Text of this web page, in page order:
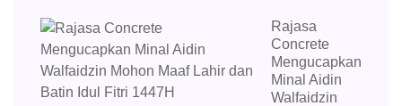
Rajasa
Concrete
Mengucapkan
Minal Aidin
Walfaidzin